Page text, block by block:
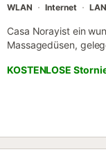
WLAN Internet LAN
Casa Norayist ein
Massagedüsen,
Jahrbietet dieses
Lebensstils am
Gestaltung mit
KOSTENLOSE